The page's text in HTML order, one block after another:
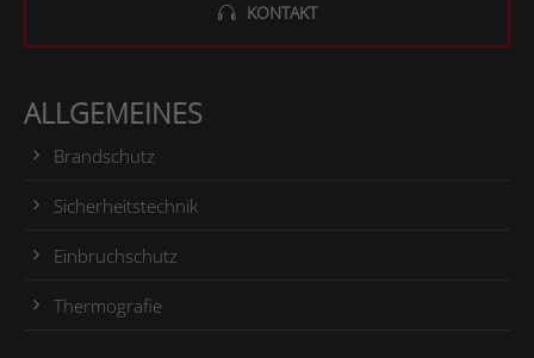
KONTAKT
ALLGEMEINES
Brandschutz
Sicherheitstechnik
Einbruchschutz
Thermografie